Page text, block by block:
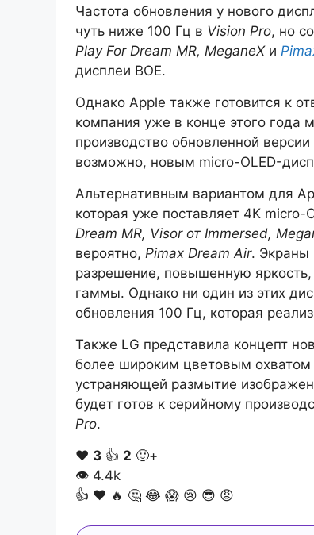
Частота обновления у нового
чуть ниже 100 Гц в Vision Pro, но
Play For Dream MR, MeganeXи
дисплеи BOE.
Однако Apple также готовится к
компания уже в конце этого года
производство обновленной версии
возможно, новым micro-OLED-
Альтернативным вариантом для
которая уже поставляет 4K micro-
Dream MR, Visor от Immersed,
вероятно, Pimax Dream Air. Экраны
разрешение, повышенную
гаммы. Однако ни один из этих
обновления 100 Гц, которая
Также LG представила концепт
более широким цветовым
устраняющей размытие
будет готов к серийному
Pro.
❤️ 3 👍 2 🙂+
👁 4.4k
👍 ❤️ 🔥 🤔 😂 😱 😢 😎 😡